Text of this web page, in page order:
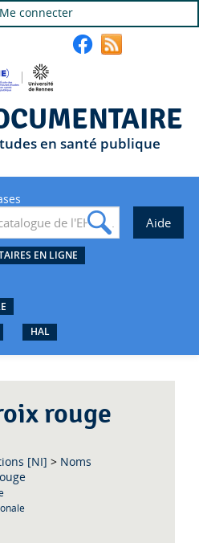
Me connecter
en santé publique
EN LIGNE
HAL
rouge
[NI] > Noms